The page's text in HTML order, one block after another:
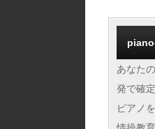
あなた
発で確定
ピアノ